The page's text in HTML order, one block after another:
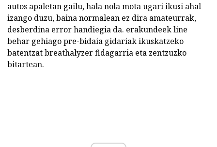
autos apaletan gailu, hala nola mota ugari ikusi ahal
izango duzu, baina normalean ez dira amateurrak,
desberdina error handiegia da. erakundeek line
behar gehiago pre-bidaia gidariak ikuskatzeko
batentzat breathalyzer fidagarria eta zentzuzko
bitartean.